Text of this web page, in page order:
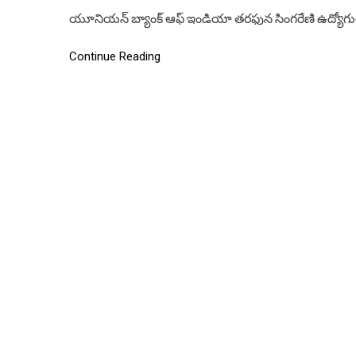
యూనియన్‌ బ్యాంక్‌ ఆఫ్‌ ఇండియా తరఫున సింగరేణి
Continue Reading